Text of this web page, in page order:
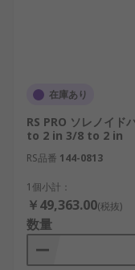
在庫あり
RS PRO ソレノイ
to 2 in 3/8 to 2 in
RS品番 144-0813
1個小計：
￥49,363.00(税抜)
数量